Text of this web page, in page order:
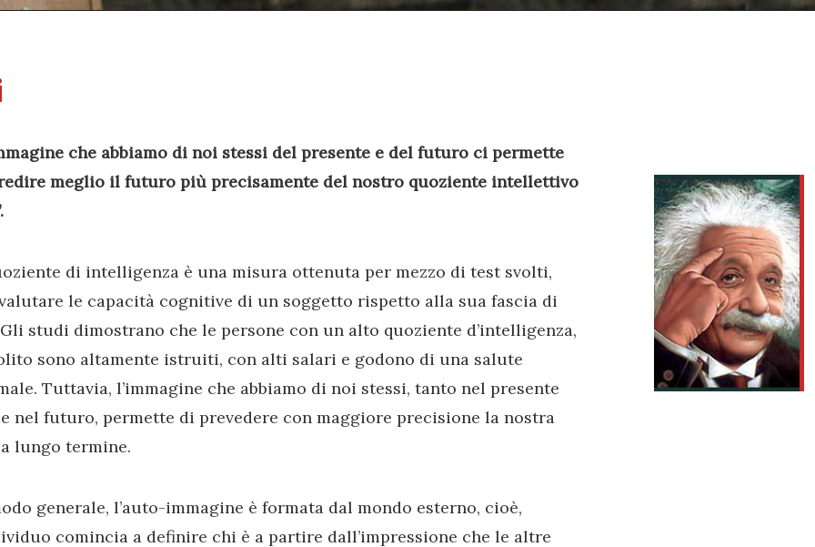
che abbiamo di noi stessi del presente e del futuro ci permette
meglio il futuro più precisamente del nostro quoziente intellettivo
di intelligenza è una misura ottenuta per mezzo di test svolti,
le capacità cognitive di un soggetto rispetto alla sua fascia di
studi dimostrano che le persone con un alto quoziente d’intelligenza,
sono altamente istruiti, con alti salari e godono di una salute
Tuttavia, l’immagine che abbiamo di noi stessi, tanto nel presente
nel futuro, permette di prevedere con maggiore precisione la nostra
lungo termine.
generale, l’auto-immagine è formata dal mondo esterno, cioè,
comincia a definire chi è a partire dall’impressione che le altre